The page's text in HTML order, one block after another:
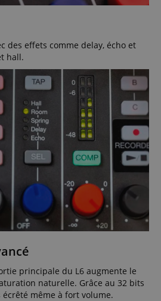
des effets comme delay, écho et
hall.
principale du L6 augmente le
naturelle. Grâce au 32 bits
écrêté même à fort volume.